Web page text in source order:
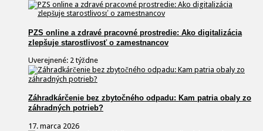
PZS online a zdravé pracovné prostredie: Ako digitalizácia
zlepšuje starostlivosť o zamestnancov
Uverejnené: 2 týždne
Záhradkárčenie bez zbytočného odpadu: Kam patria obaly zo
záhradných potrieb?
17. marca 2026